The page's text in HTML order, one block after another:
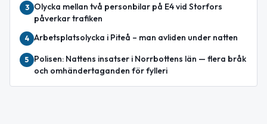
3
Olycka mellan två personbilar på E4 vid Storfors
påverkar trafiken
4 Arbetsplatsolycka i Piteå – man avliden under natten
5
Polisen: Nattens insatser i Norrbottens län — flera bråk
och omhändertaganden för fylleri